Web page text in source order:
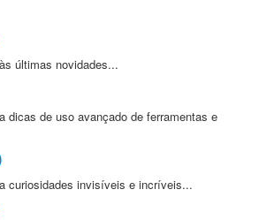
últimas novidades...
dicas de uso avançado de ferramentas e
curiosidades invisíveis e incríveis...